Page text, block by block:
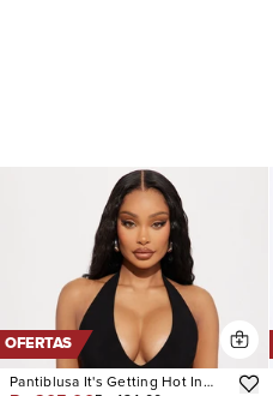
OFERTAS
Pantiblusa It's Getting Hot In